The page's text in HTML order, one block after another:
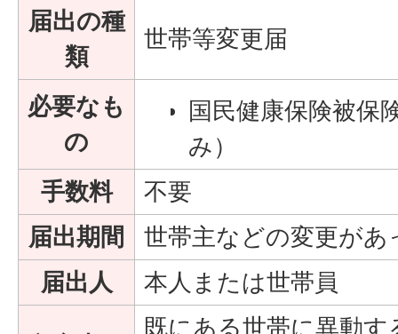
届出の種
類
世帯等変更届
必要なも
の
国民健康保険被保
み）
手数料
不要
届出期間
世帯主などの変更が
届出人
本人または世帯員
既にある世帯に異動